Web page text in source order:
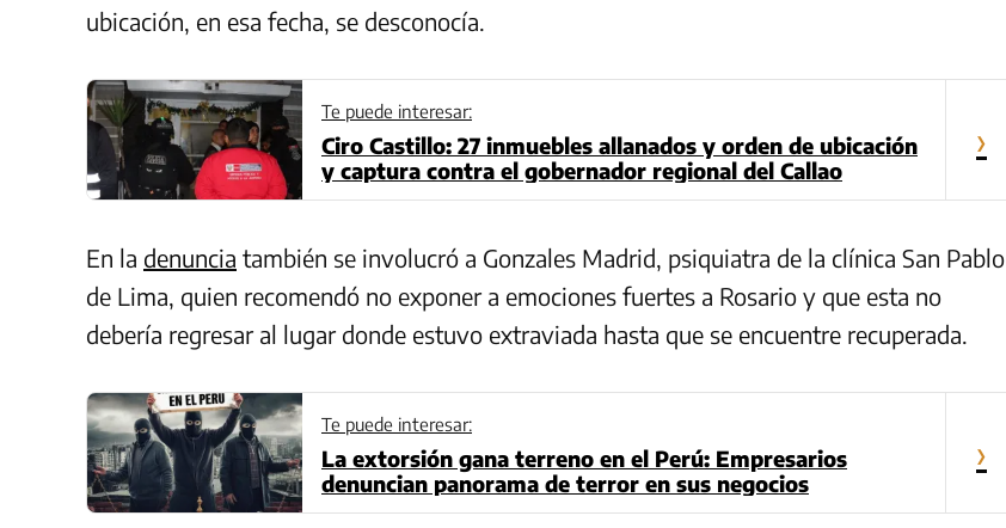
ubicación, en esa fecha, se desconocía.
Te puede interesar:
Ciro Castillo: 27 inmuebles allanados y orden de ubicación
y captura contra el gobernador regional del Callao
›
En la denuncia también se involucró a Gonzales Madrid, psiquiatra de la clínica San Pablo
de Lima, quien recomendó no exponer a emociones fuertes a Rosario y que esta no
debería regresar al lugar donde estuvo extraviada hasta que se encuentre recuperada.
Te puede interesar:
La extorsión gana terreno en el Perú: Empresarios
denuncian panorama de terror en sus negocios
›